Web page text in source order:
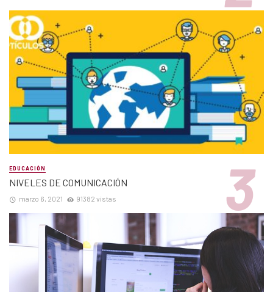
EDUCACIÓN
NIVELES DE COMUNICACIÓN
marzo 6, 2021 91382 vistas